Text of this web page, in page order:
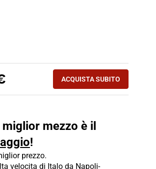
BIGLIETTO TRENO Napoli - Pordenone
ACQUISTA SUBITO
ACQUISTA SUBITO
PORDENONE -
mezzo è il
!
prezzo.
velocita di Italo da Napoli-